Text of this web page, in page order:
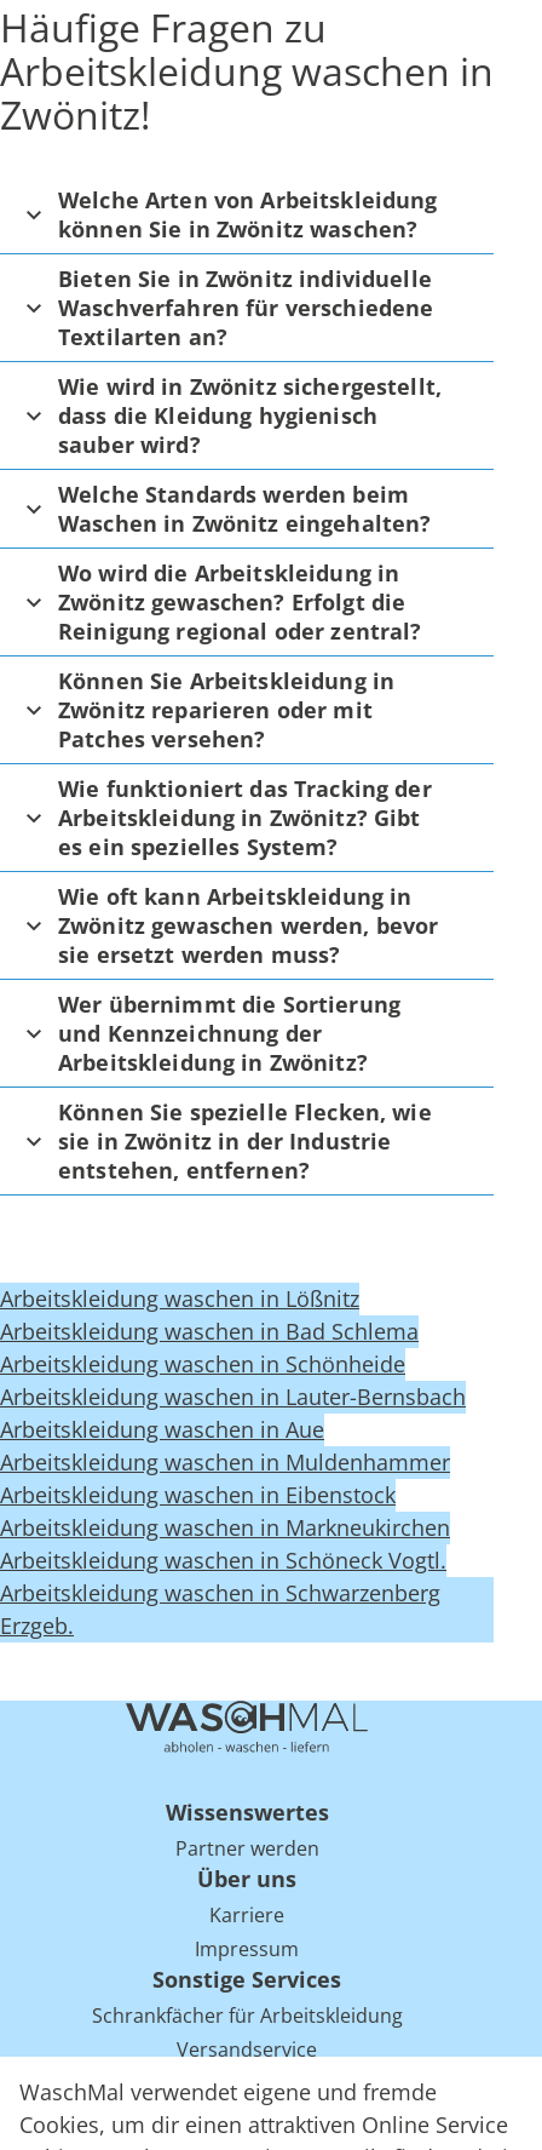
WaschMal verwendet eigene und fremde
Cookies, um dir einen attraktiven Online Service
Häufige Fragen zu
Arbeitskleidung waschen in
Zwönitz!
Welche Arten von Arbeitskleidung
können Sie in Zwönitz waschen?
Bieten Sie in Zwönitz individuelle
Waschverfahren für verschiedene
Textilarten an?
Wie wird in Zwönitz sichergestellt,
dass die Kleidung hygienisch
sauber wird?
Welche Standards werden beim
Waschen in Zwönitz eingehalten?
Wo wird die Arbeitskleidung in
Zwönitz gewaschen? Erfolgt die
Reinigung regional oder zentral?
Können Sie Arbeitskleidung in
Zwönitz reparieren oder mit
Patches versehen?
Wie funktioniert das Tracking der
Arbeitskleidung in Zwönitz? Gibt
es ein spezielles System?
Wie oft kann Arbeitskleidung in
Zwönitz gewaschen werden, bevor
sie ersetzt werden muss?
Wer übernimmt die Sortierung
und Kennzeichnung der
Arbeitskleidung in Zwönitz?
Können Sie spezielle Flecken, wie
sie in Zwönitz in der Industrie
entstehen, entfernen?
Arbeitskleidung waschen in Lößnitz
Arbeitskleidung waschen in Bad Schlema
Arbeitskleidung waschen in Schönheide
Arbeitskleidung waschen in Lauter-Bernsbach
Arbeitskleidung waschen in Aue
Arbeitskleidung waschen in Muldenhammer
Arbeitskleidung waschen in Eibenstock
Arbeitskleidung waschen in Markneukirchen
Arbeitskleidung waschen in Schöneck Vogtl.
Arbeitskleidung waschen in Schwarzenberg
Erzgeb.
Wissenswertes
Partner werden
Über uns
Karriere
Impressum
Sonstige Services
Schrankfächer für Arbeitskleidung
Versandservice
Einsparpotentiale für Mietwäsche bei Arbeitskleidung
Arbeitskleidung Tracking mit RFID